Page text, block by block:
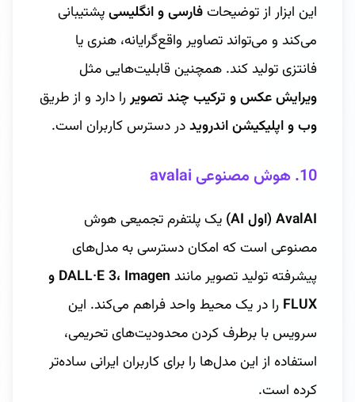
این ابزار از توضیحاتفارسی و انگلیسیپشتیبانی
می‌کند و می‌تواند تصاویر واقع‌گرایانه، هنری یا
فانتزی تولید کند. همچنین قابلیت‌هایی مثل
ویرایش عکس و ترکیب چند تصویررا دارد و از طریق
وب و اپلیکیشن اندرویددر دسترس کاربران است.
10. هوش مصنوعی avalai
AvalAI (اول AI)
یک پلتفرم تجمیعی هوش
مصنوعی است که امکان دسترسی به مدل‌های
پیشرفته تولید تصویر مانند
DALL·E 3، Imagen و
FLUX را در یک محیط واحد فراهم می‌کند. این
سرویس با برطرف کردن محدودیت‌های تحریمی،
استفاده از این مدل‌ها را برای کاربران ایرانی ساده‌تر
کرده است.